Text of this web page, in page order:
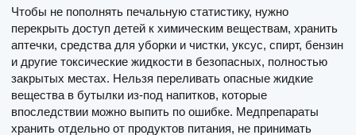
Чтобы не пополнять печальную статистику, нужно
перекрыть доступ детей к химическим веществам, хранить
аптечки, средства для уборки и чистки, уксус, спирт, бензин
и другие токсические жидкости в безопасных, полностью
закрытых местах. Нельзя переливать опасные жидкие
вещества в бутылки из-под напитков, которые
впоследствии можно выпить по ошибке. Медпрепараты
хранить отдельно от продуктов питания, не принимать